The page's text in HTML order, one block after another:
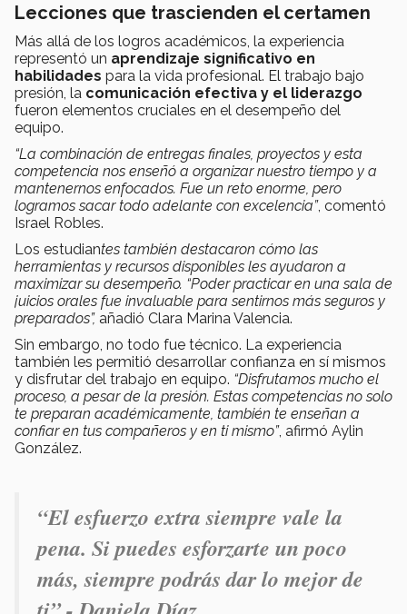
Lecciones que trascienden el certamen
Más allá de los logros académicos, la experiencia
representó un aprendizaje significativo en
habilidades para la vida profesional. El trabajo bajo
presión, la comunicación efectiva y el liderazgo
fueron elementos cruciales en el desempeño del
equipo.
“La combinación de entregas finales, proyectos y esta
competencia nos enseñó a organizar nuestro tiempo y a
mantenernos enfocados. Fue un reto enorme, pero
logramos sacar todo adelante con excelencia”, comentó
Israel Robles.
Los estudiantes también destacaron cómo las
herramientas y recursos disponibles les ayudaron a
maximizar su desempeño. “Poder practicar en una sala de
juicios orales fue invaluable para sentirnos más seguros y
preparados”, añadió Clara Marina Valencia.
Sin embargo, no todo fue técnico. La experiencia
también les permitió desarrollar confianza en sí mismos
y disfrutar del trabajo en equipo. “Disfrutamos mucho el
proceso, a pesar de la presión. Estas competencias no solo
te preparan académicamente, también te enseñan a
confiar en tus compañeros y en ti mismo”, afirmó Aylin
González.
“El esfuerzo extra siempre vale la
pena. Si puedes esforzarte un poco
más, siempre podrás dar lo mejor de